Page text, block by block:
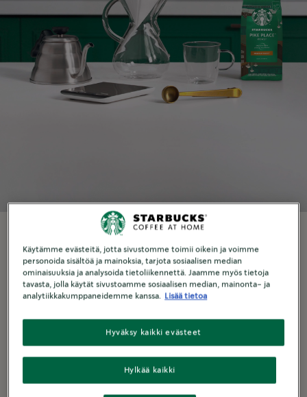
TARVITSET
Chemex®-kahvinkeitin
Chemex®-suodati
Käytämme evästeitä, jotta sivustomme toimii oikein ja voimme
personoida sisältöä ja mainoksia, tarjota sosiaalisen median
ominaisuuksia ja analysoida tietoliikennettä. Jaamme myös tietoja
tavasta, jolla käytät sivustoamme sosiaalisen median, mainonta- ja
analytiikkakumppaneidemme kanssa.
Lisää tietoa
Hylkää kaikki
Hyväksy kaikki evästeet